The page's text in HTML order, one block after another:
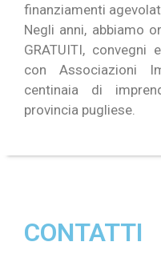
finanziamenti
Negli anni, abbiamo
GRATUITI,
con Associazioni
centinaia di
provincia pugliese.
CONTATTI